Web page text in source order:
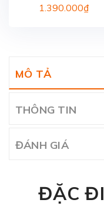
PHILIPS AWP1775WH/
1.390.000₫
MÔ TẢ
THÔNG TIN
ĐÁNH GIÁ
ĐẶC